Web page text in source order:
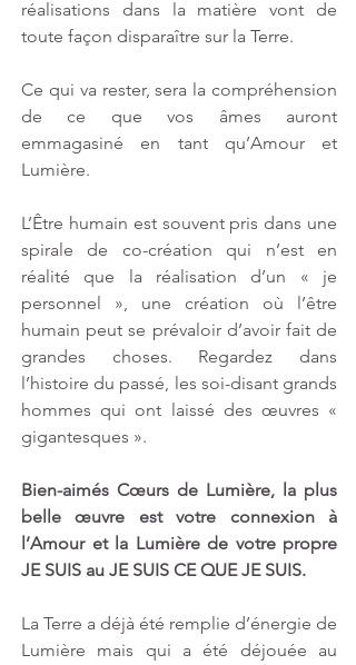
réalisations dans la matière vont de
toute façon disparaître sur la Terre.
Ce qui va rester, sera la compréhension
de ce que vos âmes auront
emmagasiné en tant qu’Amour et
Lumière.
L’Être humain est souvent pris dans une
spirale de co-création qui n’est en
réalité que la réalisation d’un « je
personnel », une création où l’être
humain peut se prévaloir d’avoir fait de
grandes choses. Regardez dans
l’histoire du passé, les soi-disant grands
hommes qui ont laissé des œuvres «
gigantesques ».
Bien-aimés Cœurs de Lumière, la plus
belle œuvre est votre connexion à
l’Amour et la Lumière de votre propre
JE SUIS au JE SUIS CE QUE JE SUIS.
La Terre a déjà été remplie d’énergie de
Lumière mais qui a été déjouée au